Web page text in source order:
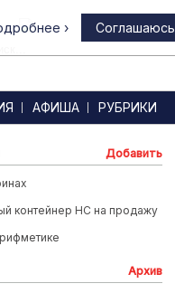
АФИША РУБРИКИ
Добавить
контейнер HC на продажу
Архив
› Соглашаюсь